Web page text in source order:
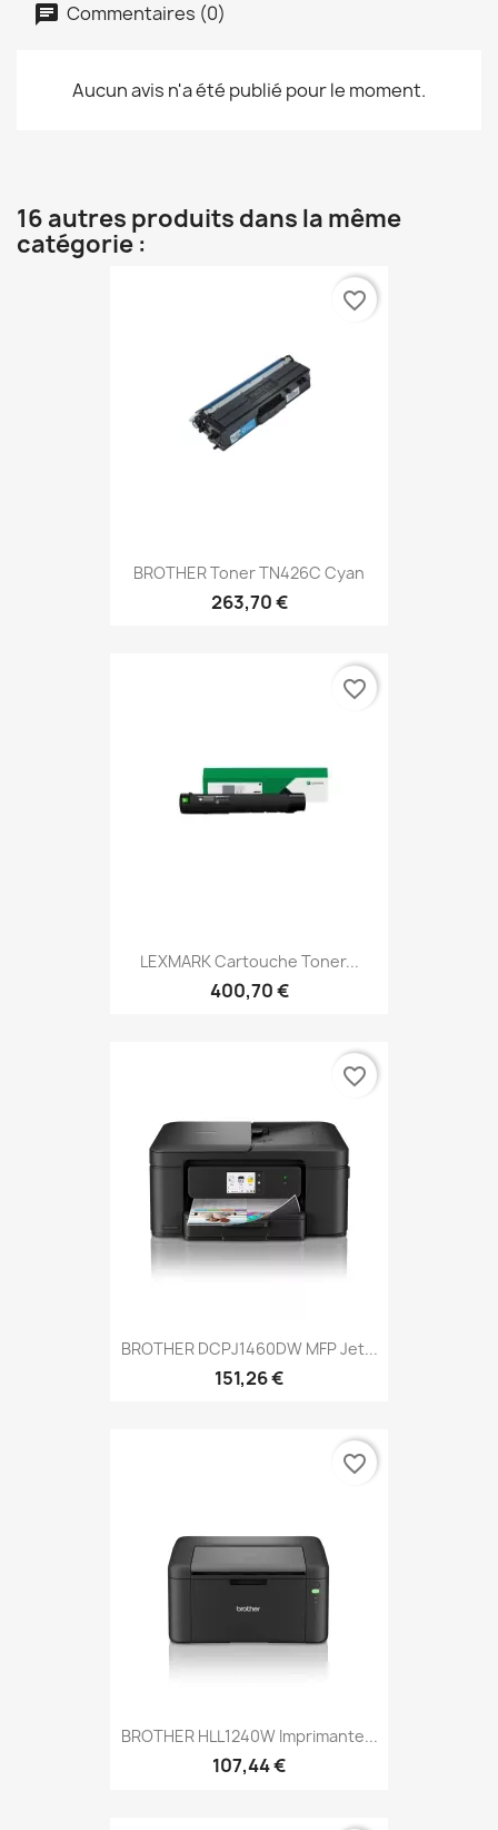
Commentaires (0)
Aucun avis n'a été publié pour le moment.
16 autres produits dans la même
catégorie :
BROTHER Toner TN426C Cyan
263,70 €
favorite_border
LEXMARK Cartouche Toner...
400,70 €
favorite_border
BROTHER DCPJ1460DW MFP Jet...
151,26 €
favorite_border
BROTHER HLL1240W Imprimante...
107,44 €
favorite_border